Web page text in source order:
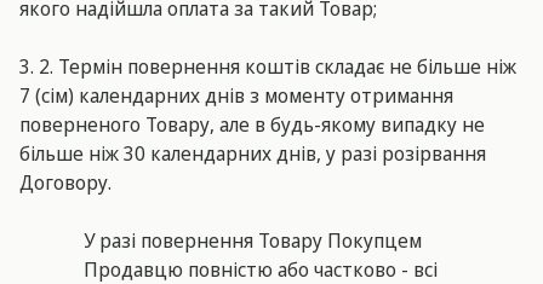
якого надійшла оплата за такий Товар;
3. 2. Термін повернення коштів складає не більше ніж
7 (сім) календарних днів з моменту отримання
поверненого Товару, але в будь-якому випадку не
більше ніж 30 календарних днів, у разі розірвання
Договору.
У разі повернення Товару Покупцем
Продавцю повністю або частково - всі